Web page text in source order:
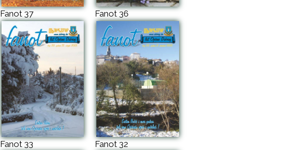
Fanot 37 Fanot 36
Fanot 33 Fanot 32